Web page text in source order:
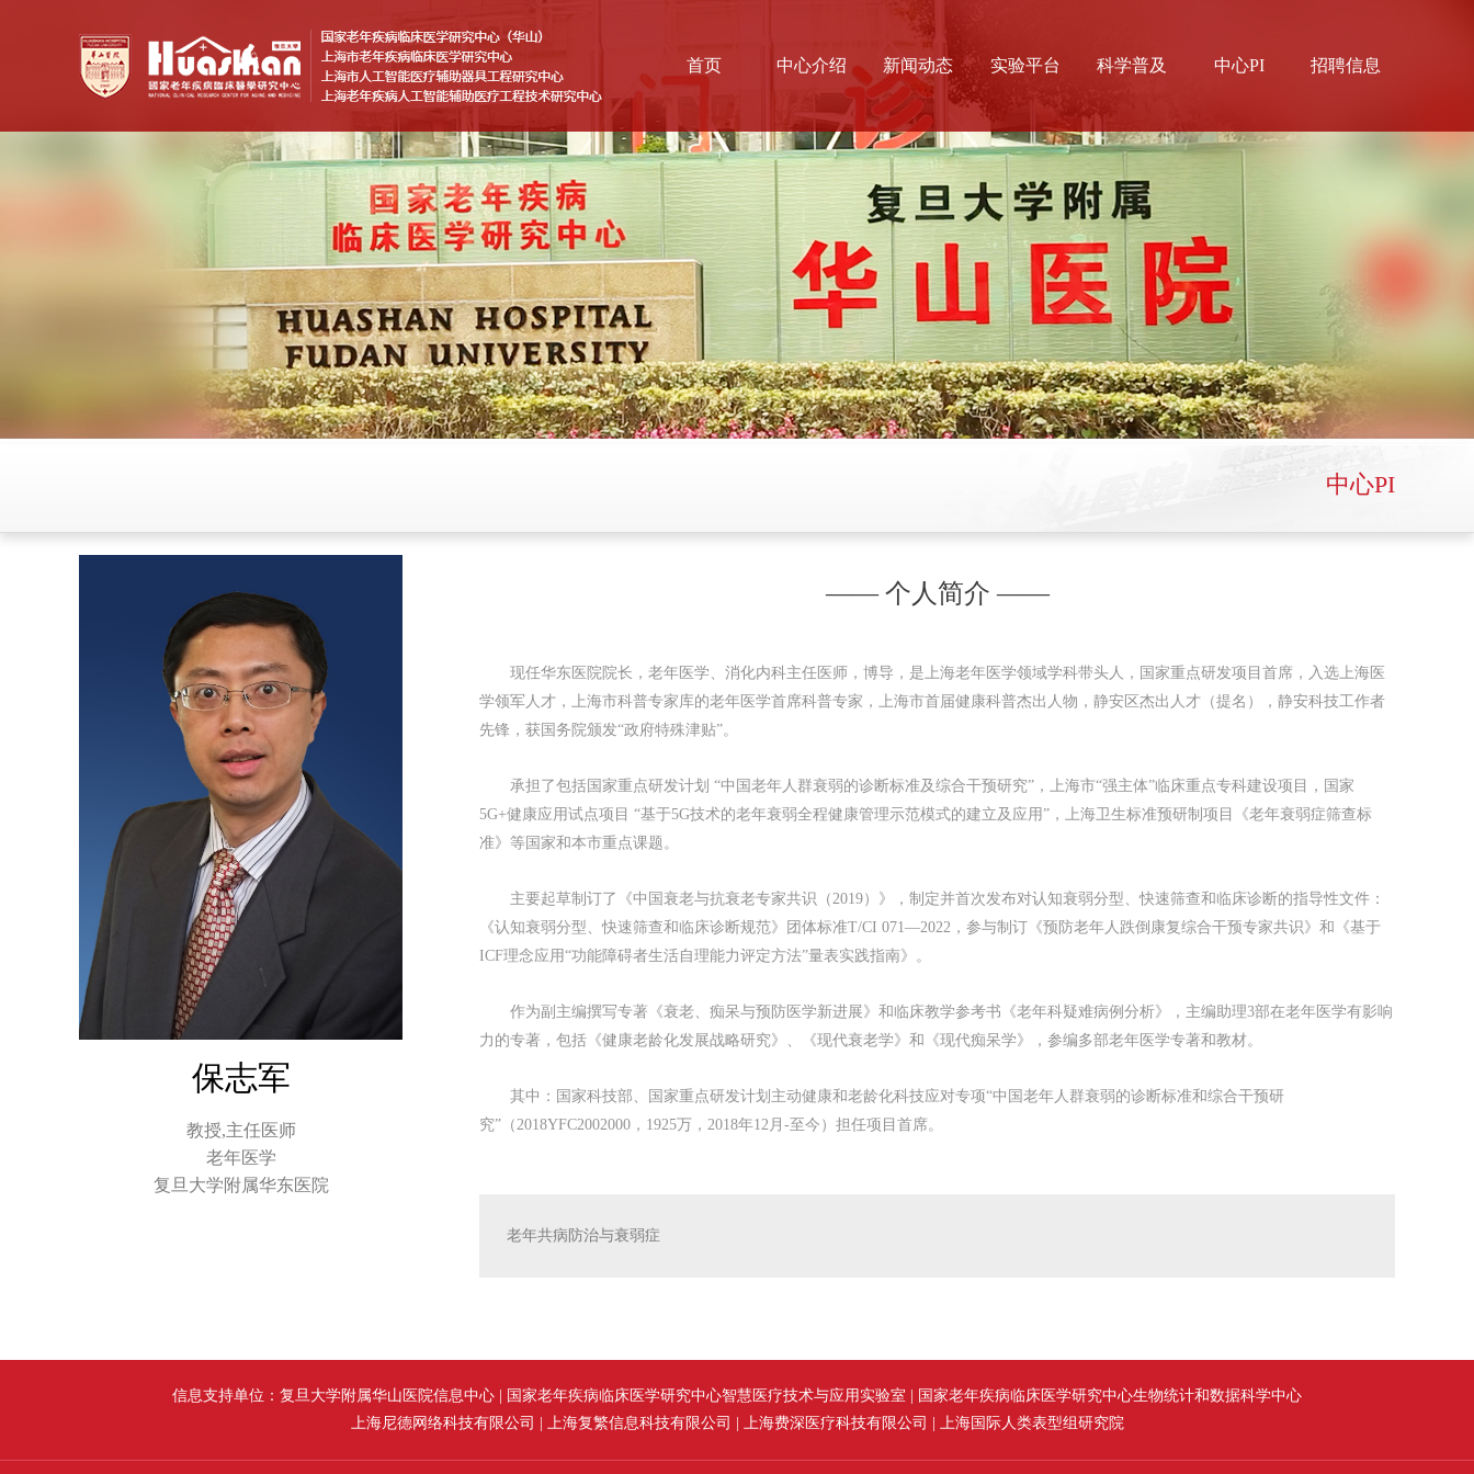
首页 中心介绍
基本情况
战略方向
组织结构
协同研究网络
新闻动态
综合新闻
科学前沿
云讲堂
实验平台
中心实验室
科学普及
科普视频
中心PI 招聘信息
中心PI
保志军
教授,主任医师
老年医学
复旦大学附属华东医院
—— 个人简介 ——
现任华东医院院长，老年医学、消化内科主任医师，博导，是上海老年医学领域学科带头人，国家重点研发项目首席，入选上海医
学领军人才，上海市科普专家库的老年医学首席科普专家，上海市首届健康科普杰出人物，静安区杰出人才（提名），静安科技工作者
先锋，获国务院颁发“政府特殊津贴”。
承担了包括国家重点研发计划 “中国老年人群衰弱的诊断标准及综合干预研究”，上海市“强主体”临床重点专科建设项目，国家
5G+健康应用试点项目 “基于5G技术的老年衰弱全程健康管理示范模式的建立及应用”，上海卫生标准预研制项目《老年衰弱症筛查标
准》等国家和本市重点课题。
主要起草制订了《中国衰老与抗衰老专家共识（2019）》，制定并首次发布对认知衰弱分型、快速筛查和临床诊断的指导性文件：
《认知衰弱分型、快速筛查和临床诊断规范》团体标准T/CI 071—2022，参与制订《预防老年人跌倒康复综合干预专家共识》和《基于
ICF理念应用“功能障碍者生活自理能力评定方法”量表实践指南》。
作为副主编撰写专著《衰老、痴呆与预防医学新进展》和临床教学参考书《老年科疑难病例分析》，主编助理3部在老年医学有影响
力的专著，包括《健康老龄化发展战略研究》、《现代衰老学》和《现代痴呆学》，参编多部老年医学专著和教材。
其中：国家科技部、国家重点研发计划主动健康和老龄化科技应对专项“中国老年人群衰弱的诊断标准和综合干预研
究”（2018YFC2002000，1925万，2018年12月-至今）担任项目首席。
老年共病防治与衰弱症
信息支持单位：复旦大学附属华山医院信息中心 | 国家老年疾病临床医学研究中心智慧医疗技术与应用实验室 | 国家老年疾病临床医学研究中心生物统计和数据科学中心
上海尼德网络科技有限公司 | 上海复繁信息科技有限公司 | 上海费深医疗科技有限公司 | 上海国际人类表型组研究院